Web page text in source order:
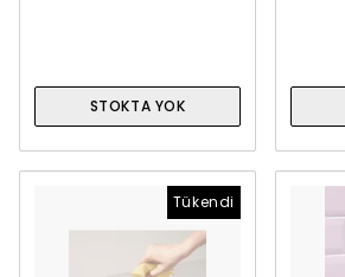
STOKTA YOK
Tükendi